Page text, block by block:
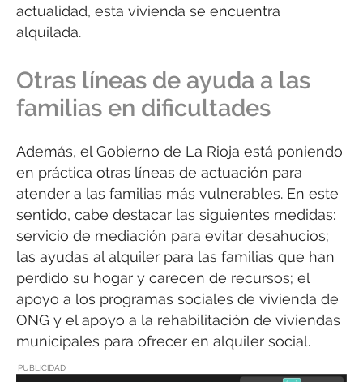
actualidad, esta vivienda se encuentra
alquilada.
Otras líneas de ayuda a las
familias en dificultades
Además, el Gobierno de La Rioja está poniendo
en práctica otras líneas de actuación para
atender a las familias más vulnerables. En este
sentido, cabe destacar las siguientes medidas:
servicio de mediación para evitar desahucios;
las ayudas al alquiler para las familias que han
perdido su hogar y carecen de recursos; el
apoyo a los programas sociales de vivienda de
ONG y el apoyo a la rehabilitación de viviendas
municipales para ofrecer en alquiler social.
PUBLICIDAD